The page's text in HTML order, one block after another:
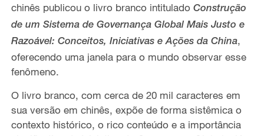
chinês publicou o livro branco intitulado Construção
de um Sistema de Governança Global Mais Justo e
Razoável: Conceitos, Iniciativas e Ações da China,
oferecendo uma janela para o mundo observar esse
fenômeno.
O livro branco, com cerca de 20 mil caracteres em
sua versão em chinês, expõe de forma sistêmica o
contexto histórico, o rico conteúdo e a importância